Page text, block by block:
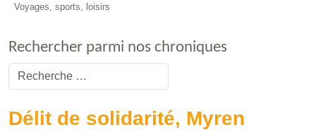
Voyages, sports, loisirs
Rechercher parmi nos chroniques
Valider
Délit de solidarité, Myren